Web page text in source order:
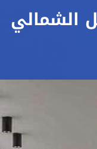
الشمالي